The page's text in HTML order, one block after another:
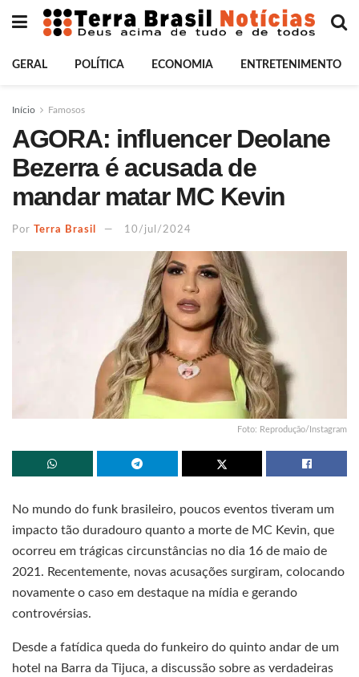
GERAL POLÍTICA ECONOMIA ENTRETENIMENTO
Início Famosos
AGORA: influencer Deolane
Bezerra é acusada de
mandar matar MC Kevin
Por Terra Brasil 10/jul/2024
Foto: Reprodução/Instagram
No mundo do funk brasileiro, poucos eventos tiveram um
impacto tão duradouro quanto a morte de MC Kevin, que
ocorreu em trágicas circunstâncias no dia 16 de maio de
2021. Recentemente, novas acusações surgiram, colocando
novamente o caso em destaque na mídia e gerando
controvérsias.
Desde a fatídica queda do funkeiro do quinto andar de um
hotel na Barra da Tijuca, a discussão sobre as verdadeiras